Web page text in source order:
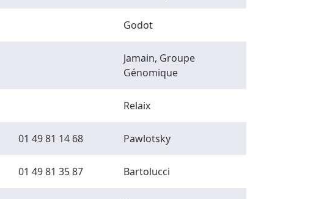
Godot
Jamain, Groupe
Génomique
Relaix
01 49 81 14 68 Pawlotsky
01 49 81 35 87 Bartolucci